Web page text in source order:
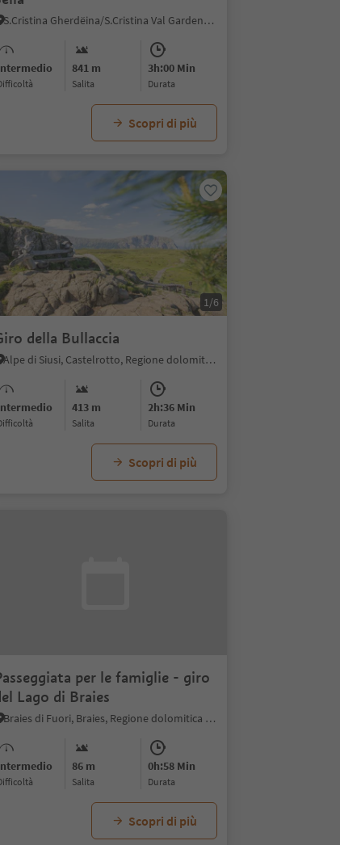
S.Cristina Gherdëina/S.Cristina Val Gardena, Santa Cristina Val Gardena, Regione dolomitica Val Gardena
Difficoltà
841 m
Salita
3h:00 Min
durata
Scopri di più
1/6
della Bullaccia
Alpe di Siusi, Castelrotto, Regione dolomitica Alpe di Siusi
Difficoltà
413 m
Salita
2h:36 Min
durata
Scopri di più
per le famiglie - giro
Lago di Braies
Braies di Fuori, Braies, Regione dolomitica 3 Cime
Difficoltà
86 m
Salita
0h:58 Min
durata
Scopri di più